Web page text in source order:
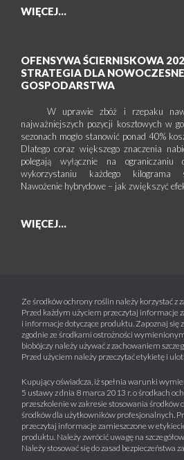
WIĘCEJ...
OFENSYWA ŚCIERNISKOWA
STRATEGIA DLA
GOSPODARSTWA
W uprawie zbóż i rzepaku
najważniejszych pozycji kosztowych w
sezonach mogło stanowić ponad 40%
Dlatego coraz większego znaczenia
polegają wyłącznie na
wykorzystaniu każdego kilograma
Nawożenie hybrydowe – jak zwiększyć
WIĘCEJ...
Ze środków ochrony roślin należy korzystać z
Przed każdym użyciem przeczytaj informacje
i informacje dotyczące produktu. Zapoznaj się
zgodnie ze środkami ostrożności
biobójczy należy używać z zachowaniem
Przed użyciem należy przeczytać etykietę i
Kupujący oświadcza, iż spełnia warunki
5 ustawy z dnia 8 marca 2013 r. o środkach
przeszkolenie w zakresie stosowania środków
środków dla użytkowników profesjonalnych.
przeczytaj informacje zamieszczone w
produktu. Należy zwrócić uwagę na
Należy stosować się do zasad bezpieczeństwa